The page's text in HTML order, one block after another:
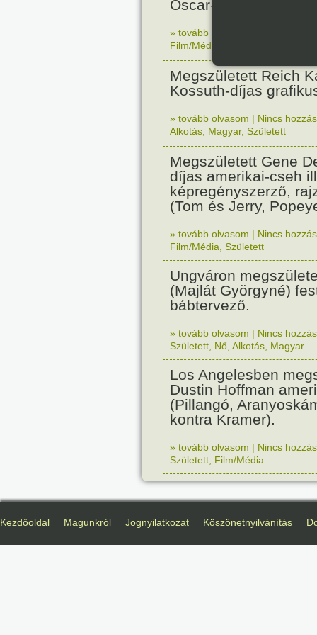
Oscar-díjas olasz
» tovább olvasom
Film/Média
Megszületett Reich
Kossuth-díjas
» tovább olvasom | Nincs
Alkotás Magyar, Született
Megszületett Gene
díjas amerikai-cseh
képregényszerző,
(Tom és Jerry,
» tovább olvasom | Nincs
Film/Média Született
Ungváron
(Majlát Györgyné)
bábtervező.
» tovább olvasom | Nincs
Született Nő Alkotás Magyar
Los Angelesben
Dustin Hoffman
(Pillangó,
kontra Kramer).
» tovább olvasom | Nincs
Született Film/Média
Kezdőoldal Magunkról Jognyilatkozat Köszönetnyilvánítás